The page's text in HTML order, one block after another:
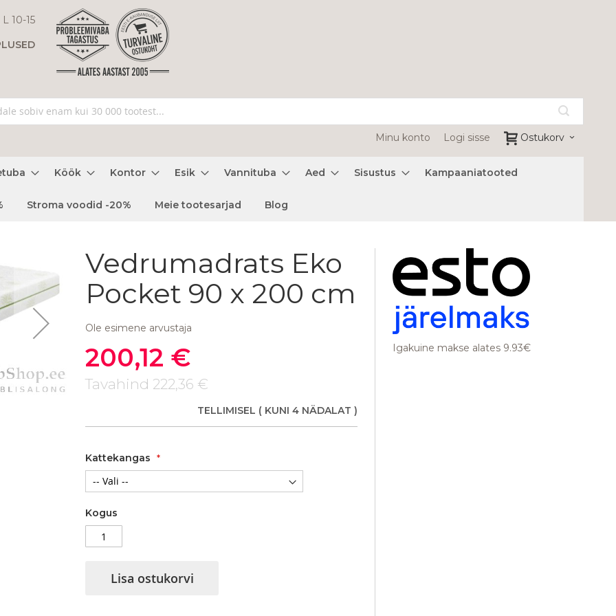
10-15
Ostukorv
Minu konto Logi sisse
Köök Kontor Esik Vannituba Aed Sisustus Kampaaniatooted
Stroma voodid -20% Meie tootesarjad Blog
Vedrumadrats Eko Pocket
Igakuine makse alates 9.93€
Vedrumadrats Eko
Pocket 90 x 200 cm
Ole esimene arvustaja
Soodushind
200,12 €
Tavahind 222,36 €
TELLIMISEL ( KUNI 4 NÄDALAT )
Kattekangas
Kogus
Lisa ostukorvi